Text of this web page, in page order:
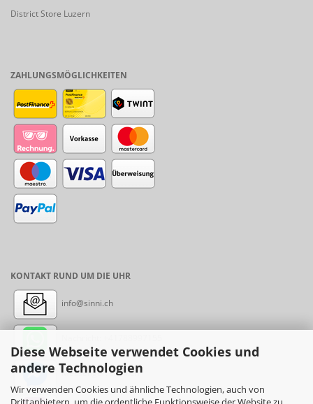
Diese Webseite verwendet Cookies und
andere Technologien
Wir verwenden Cookies und ähnliche Technologien, auch von
District Store Luzern
ZAHLUNGSMÖGLICHKEITEN
KONTAKT RUND UM DIE UHR
info@sinni.ch
Messenger: sinni.ch